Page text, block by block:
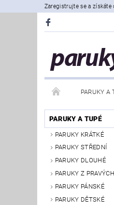
Zaregistrujte se a
PARUKY A
PARUKY A TUPÉ
PARUKY KRÁTKÉ
PARUKY STŘEDNÍ
PARUKY DLOUHÉ
PARUKY Z
PARUKY PÁNSKÉ
PARUKY DĚTSKÉ